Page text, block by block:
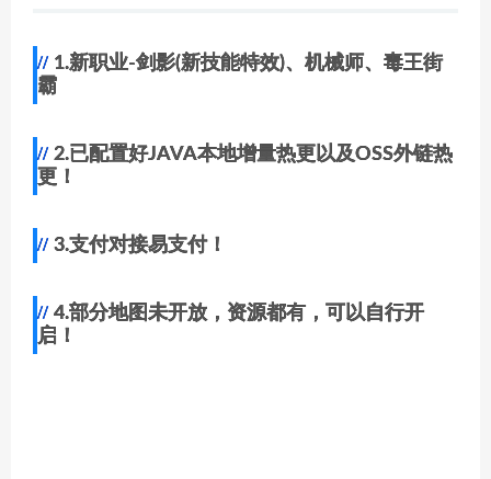
1.新职业-剑影(新技能特效)、机械师、毒王街
霸
2.已配置好JAVA本地增量热更以及OSS外链热
更！
3.支付对接易支付！
4.部分地图未开放，资源都有，可以自行开
启！